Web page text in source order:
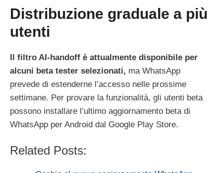
Distribuzione graduale a più
utenti
Il filtro AI-handoff è attualmente disponibile per
alcuni beta tester selezionati, ma WhatsApp
prevede di estenderne l’accesso nelle prossime
settimane. Per provare la funzionalità, gli utenti beta
possono installare l’ultimo aggiornamento beta di
WhatsApp per Android dal Google Play Store.
Related Posts: